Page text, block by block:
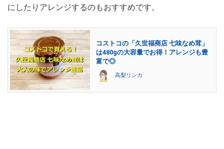
にしたりアレンジするのもおすすめです。
コストコの「久世福商店 七味なめ茸」
は480gの大容量でお得！アレンジも豊
富で◎
高梨リンカ